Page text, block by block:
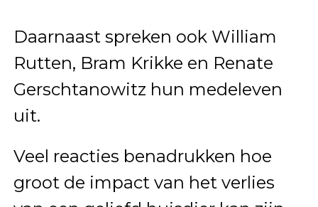
Daarnaast spreken ook William
Rutten, Bram Krikke en Renate
Gerschtanowitz hun medeleven
uit.
Veel reacties benadrukken hoe
groot de impact van het verlies